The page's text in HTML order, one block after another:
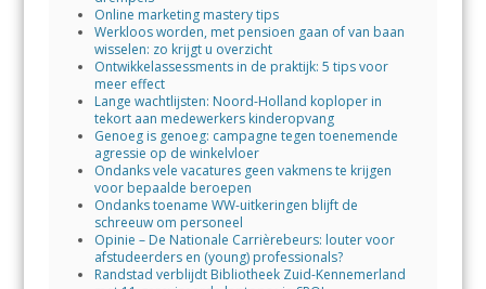
Online marketing mastery tips
Werkloos worden, met pensioen gaan of van baan
wisselen: zo krijgt u overzicht
Ontwikkelassessments in de praktijk: 5 tips voor
meer effect
Lange wachtlijsten: Noord-Holland koploper in
tekort aan medewerkers kinderopvang
Genoeg is genoeg: campagne tegen toenemende
agressie op de winkelvloer
Ondanks vele vacatures geen vakmens te krijgen
voor bepaalde beroepen
Ondanks toename WW-uitkeringen blijft de
schreeuw om personeel
Opinie – De Nationale Carrièrebeurs: louter voor
afstudeerders en (young) professionals?
Randstad verblijdt Bibliotheek Zuid-Kennemerland